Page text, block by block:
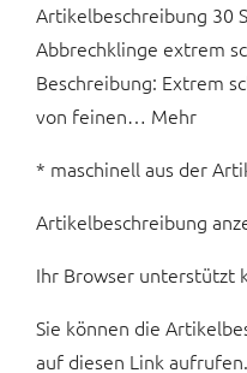
Artikelbeschreibung 30
Abbrechklinge extrem
Beschreibung: Extrem
von feinen… Mehr
* maschinell aus der
Artikelbeschreibung
Ihr Browser unterstützt
Sie können die
auf diesen Link aufrufen.